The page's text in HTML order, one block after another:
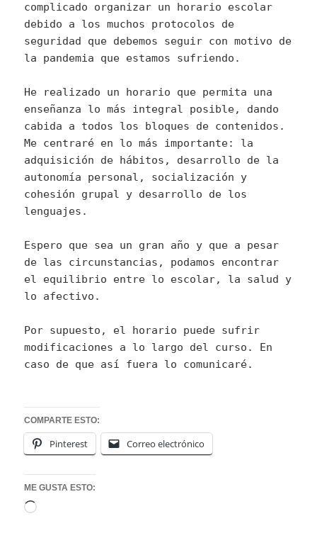
complicado organizar un horario escolar
debido a los muchos protocolos de
seguridad que debemos seguir con motivo de
la pandemia que estamos sufriendo.
He realizado un horario que permita una
enseñanza lo más integral posible, dando
cabida a todos los bloques de contenidos.
Me centraré en lo más importante: la
adquisición de hábitos, desarrollo de la
autonomía personal, socialización y
cohesión grupal y desarrollo de los
lenguajes.
Espero que sea un gran año y que a pesar
de las circunstancias, podamos encontrar
el equilibrio entre lo escolar, la salud y
lo afectivo.
Por supuesto, el horario puede sufrir
modificaciones a lo largo del curso. En
caso de que así fuera lo comunicaré.
COMPARTE ESTO:
Pinterest Correo electrónico
ME GUSTA ESTO:
Cargando...